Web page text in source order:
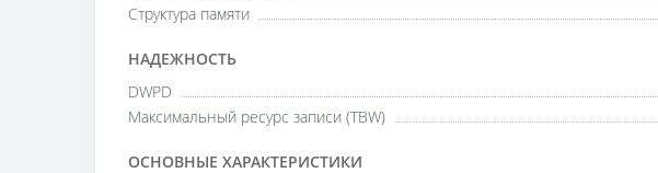
Структура памяти
НАДЕЖНОСТЬ
DWPD
Максимальный ресурс записи (TBW)
ОСНОВНЫЕ ХАРАКТЕРИСТИКИ